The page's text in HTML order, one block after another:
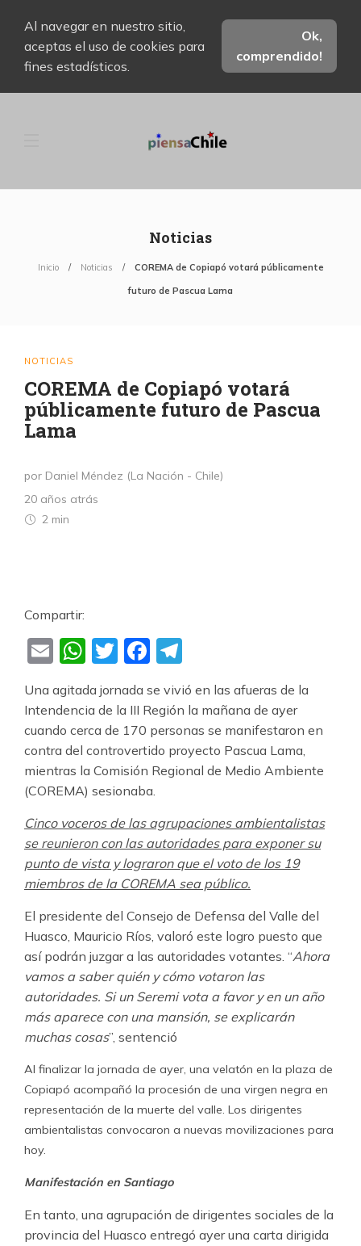
Al navegar en nuestro sitio,
aceptas el uso de cookies para
fines estadísticos.
Ok,
comprendido!
Noticias
Inicio Noticias COREMA de Copiapó votará públicamente
futuro de Pascua Lama
NOTICIAS
COREMA de Copiapó votará
públicamente futuro de Pascua
Lama
por Daniel Méndez (La Nación - Chile)
20 años atrás
2 min
Compartir:
EmailWhatsApp
TwitterFacebook
Una agitada jornada se vivió en las afueras de la
Intendencia de la III Región la mañana de ayer
cuando cerca de 170 personas se manifestaron en
contra del controvertido proyecto Pascua Lama,
mientras la Comisión Regional de Medio Ambiente
(COREMA) sesionaba.
Cinco voceros de las agrupaciones ambientalistas
se reunieron con las autoridades para exponer su
punto de vista y lograron que el voto de los 19
miembros de la COREMA sea público.
El presidente del Consejo de Defensa del Valle del
Huasco, Mauricio Ríos, valoró este logro puesto que
así podrán juzgar a las autoridades votantes. “Ahora
vamos a saber quién y cómo votaron las
autoridades. Si un Seremi vota a favor y en un año
más aparece con una mansión, se explicarán
muchas cosas”, sentenció
Al finalizar la jornada de ayer, una velatón en la plaza de
Copiapó acompañó la procesión de una virgen negra en
representación de la muerte del valle. Los dirigentes
ambientalistas convocaron a nuevas movilizaciones para
hoy.
Manifestación en Santiago
En tanto, una agrupación de dirigentes sociales de la
provincia del Huasco entregó ayer una carta dirigida